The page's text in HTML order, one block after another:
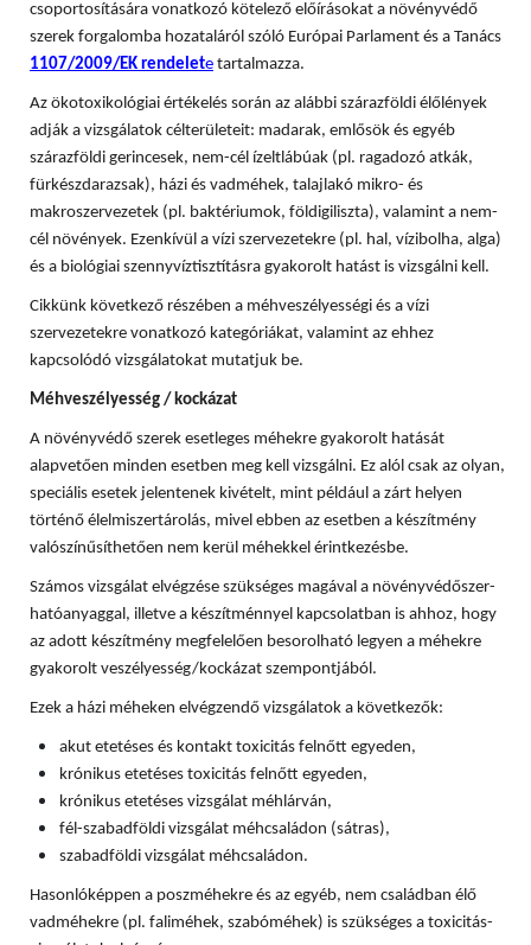
csoportosítására vonatkozó kötelező előírásokat a növényvédő
szerek forgalomba hozataláról szóló Európai Parlament és a Tanács
1107/2009/EK rendelete tartalmazza.
Az ökotoxikológiai értékelés során az alábbi szárazföldi élőlények
adják a vizsgálatok célterületeit: madarak, emlősök és egyéb
szárazföldi gerincesek, nem-cél ízeltlábúak (pl. ragadozó atkák,
fürkészdarazsak), házi és vadméhek, talajlakó mikro- és
makroszervezetek (pl. baktériumok, földigiliszta), valamint a nem-
cél növények. Ezenkívül a vízi szervezetekre (pl. hal, vízibolha, alga)
és a biológiai szennyvíztisztításra gyakorolt hatást is vizsgálni kell.
Cikkünk következő részében a méhveszélyességi és a vízi
szervezetekre vonatkozó kategóriákat, valamint az ehhez
kapcsolódó vizsgálatokat mutatjuk be.
Méhveszélyesség / kockázat
A növényvédő szerek esetleges méhekre gyakorolt hatását
alapvetően minden esetben meg kell vizsgálni. Ez alól csak az olyan,
speciális esetek jelentenek kivételt, mint például a zárt helyen
történő élelmiszertárolás, mivel ebben az esetben a készítmény
valószínűsíthetően nem kerül méhekkel érintkezésbe.
Számos vizsgálat elvégzése szükséges magával a növényvédőszer-
hatóanyaggal, illetve a készítménnyel kapcsolatban is ahhoz, hogy
az adott készítmény megfelelően besorolható legyen a méhekre
gyakorolt veszélyesség/kockázat szempontjából.
Ezek a házi méheken elvégzendő vizsgálatok a következők:
akut etetéses és kontakt toxicitás felnőtt egyeden,
krónikus etetéses toxicitás felnőtt egyeden,
krónikus etetéses vizsgálat méhlárván,
fél-szabadföldi vizsgálat méhcsaládon (sátras),
szabadföldi vizsgálat méhcsaládon.
Hasonlóképpen a poszméhekre és az egyéb, nem családban élő
vadméhekre (pl. faliméhek, szabóméhek) is szükséges a toxicitás-